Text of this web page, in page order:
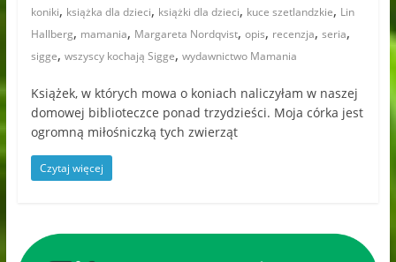
koniki, książka dla dzieci, książki dla dzieci, kuce szetlandzkie, Lin
Hallberg, mamania, Margareta Nordqvist, opis, recenzja, seria,
sigge, wszyscy kochają Sigge, wydawnictwo Mamania
Książek, w których mowa o koniach naliczyłam w naszej
domowej biblioteczce ponad trzydzieści. Moja córka jest
ogromną miłośniczką tych zwierząt
Czytaj więcej